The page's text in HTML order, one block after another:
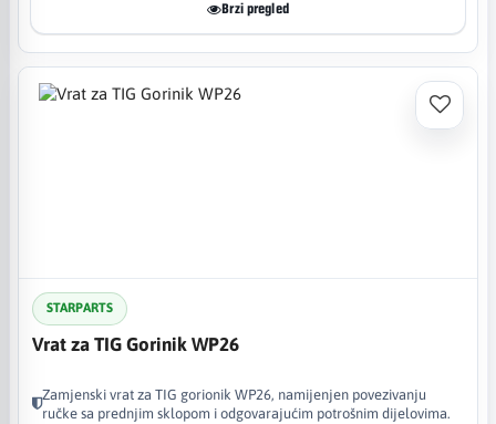
Brzi pregled
STARPARTS
Vrat za TIG Gorinik WP26
Zamjenski vrat za TIG gorionik WP26, namijenjen povezivanju
ručke sa prednjim sklopom i odgovarajućim potrošnim dijelovima.